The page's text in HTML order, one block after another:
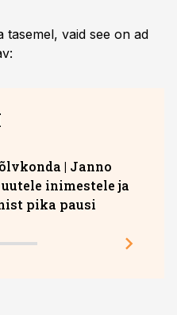
tasemel, vaid see on ad
| Janno
inimestele ja
pika pausi